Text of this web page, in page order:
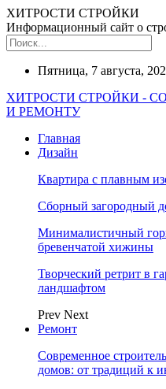
ХИТРОСТИ СТРОЙКИ
Информационный сайт о
Пятница, 7 августа,
ХИТРОСТИ СТРОЙКИ -
И РЕМОНТУ
Главная
Дизайн
Квартира с плавным
Сборный загородный
Минималистичный
бревенчатой хижины
Творческий ретрит в
ландшафтом
Prev Next
Ремонт
Современное
домов: от традиций к